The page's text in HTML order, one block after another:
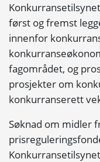
først og fremst
innenfor
fagområdet, og
prosjekter om
konkurranserett
Søknad om midler